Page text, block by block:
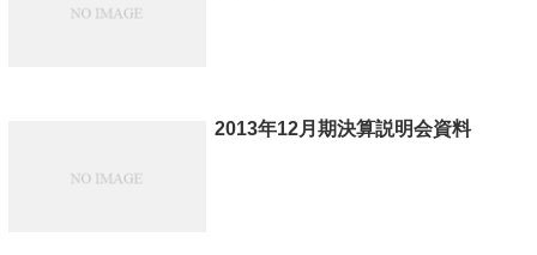
2013年12月期決算説明会資料